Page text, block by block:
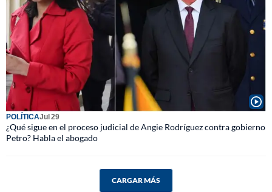
POLÍTICAJul 29
¿Qué sigue en el proceso judicial de Angie Rodríguez contra gobierno
Petro? Habla el abogado
CARGAR MÁS